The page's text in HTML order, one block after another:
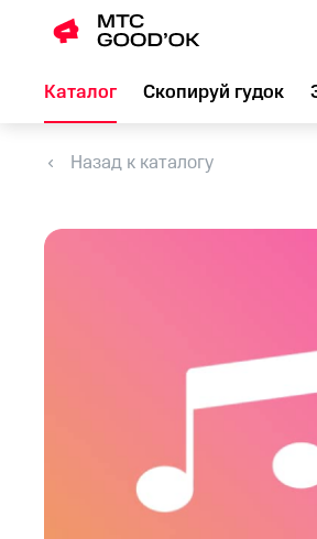
Каталог Скопируй гудок
Назад к каталогу